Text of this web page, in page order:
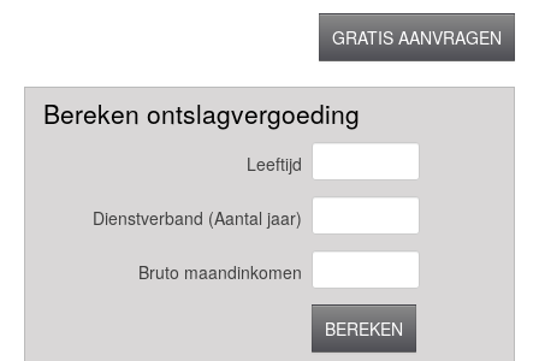
GRATIS AANVRAGEN
Bereken ontslagvergoeding
Leeftijd
Dienstverband (Aantal jaar)
Bruto maandinkomen
BEREKEN